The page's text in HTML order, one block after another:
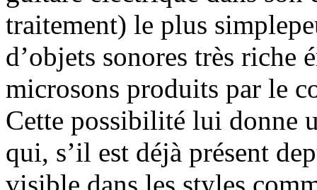
traitement) le plus
d’objets sonores très riche
microsons produits par le
Cette possibilité lui donne
qui, s’il est déjà présent
visible dans les styles